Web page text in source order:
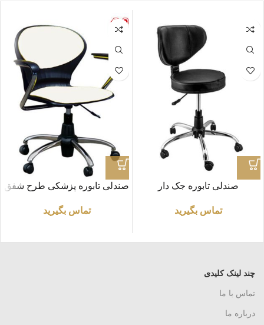
صندلی تابوره جک دار
تماس بگیرید
صندلی تابوره پزشکی طرح شفق
تماس بگیرید
چند لینک کلیدی
تماس با ما
درباره ما